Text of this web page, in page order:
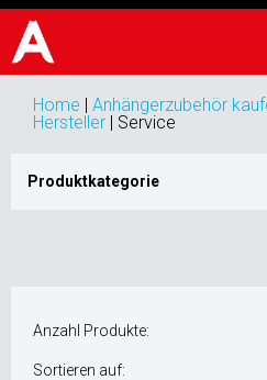
Home | Anhängerzubehör
Hersteller | Service
Produktkategorie
Anzahl Produkte:
Sortieren auf: